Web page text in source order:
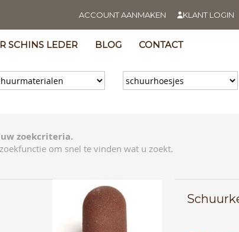
ACCOUNT AANMAKEN KLANT LOGIN
SCHINS LEDER BLOG CONTACT
zoekcriteria.
om snel te vinden wat u zoekt.